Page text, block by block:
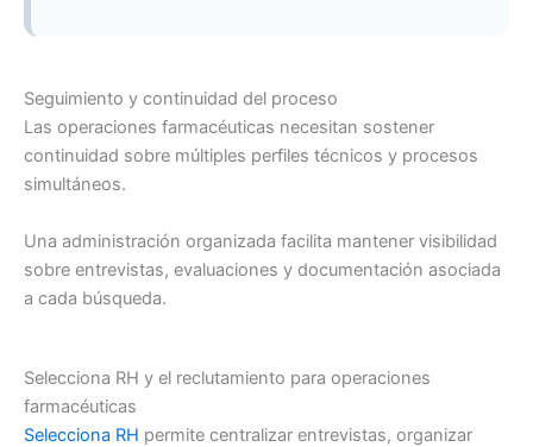
Seguimiento y continuidad del proceso
Las operaciones farmacéuticas necesitan sostener
continuidad sobre múltiples perfiles técnicos y procesos
simultáneos.
Una administración organizada facilita mantener visibilidad
sobre entrevistas, evaluaciones y documentación asociada
a cada búsqueda.
Selecciona RH y el reclutamiento para operaciones
farmacéuticas
Selecciona RH permite centralizar entrevistas, organizar